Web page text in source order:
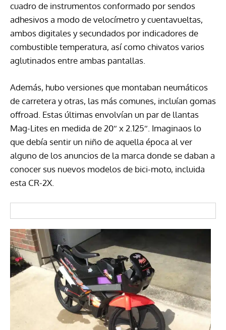
cuadro de instrumentos conformado por sendos
adhesivos a modo de velocímetro y cuentavueltas,
ambos digitales y secundados por indicadores de
combustible temperatura, así como chivatos varios
aglutinados entre ambas pantallas.
Además, hubo versiones que montaban neumáticos
de carretera y otras, las más comunes, incluían gomas
offroad. Estas últimas envolvían un par de llantas
Mag-Lites en medida de 20″ x 2.125″. Imaginaos lo
que debía sentir un niño de aquella época al ver
alguno de los anuncios de la marca donde se daban a
conocer sus nuevos modelos de bici-moto, incluida
esta CR-2X.